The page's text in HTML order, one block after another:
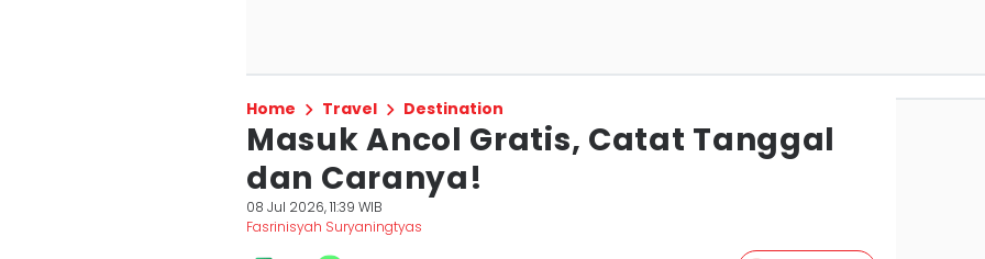
Home Travel Destination
Masuk Ancol Gratis, Catat Tanggal
dan Caranya!
08 Jul 2026, 11:39 WIB
Fasrinisyah Suryaningtyas